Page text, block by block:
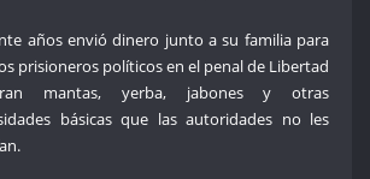
años envió dinero junto a su familia para
prisioneros políticos en el penal de Libertad
mantas, yerba, jabones y otras
básicas que las autoridades no les